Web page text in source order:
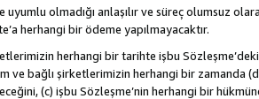
olmadığı anlaşılır ve süreç olumsuz
herhangi bir ödeme yapılmayacaktır.
herhangi bir tarihte işbu
ve bağlı şirketlerimizin herhangi bir zamanda
(c) işbu Sözleşme’nin herhangi bir